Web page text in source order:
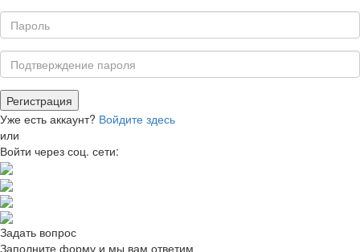
Уже есть аккаунт? Войдите здесь
или
Войти через соц. сети:
Задать вопрос
Заполните форму и мы вам ответим